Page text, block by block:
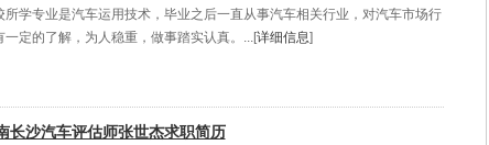
所学专业是汽车运用技术，毕业之后一直从事汽车相关行业，对汽车市场行
一定的了解，为人稳重，做事踏实认真。...[详细信息]
长沙汽车评估师张世杰求职简历